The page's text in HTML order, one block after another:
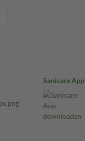
Sanicare App